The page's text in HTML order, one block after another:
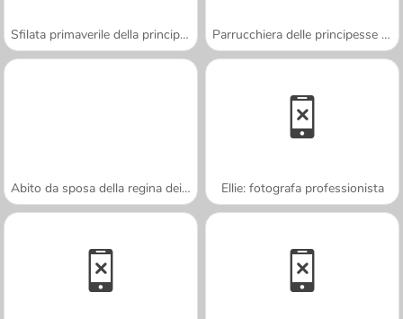
Sfilata primaverile della principessa Parrucchiera delle principesse spose
Abito da sposa della regina dei draghi Ellie: fotografa professionista